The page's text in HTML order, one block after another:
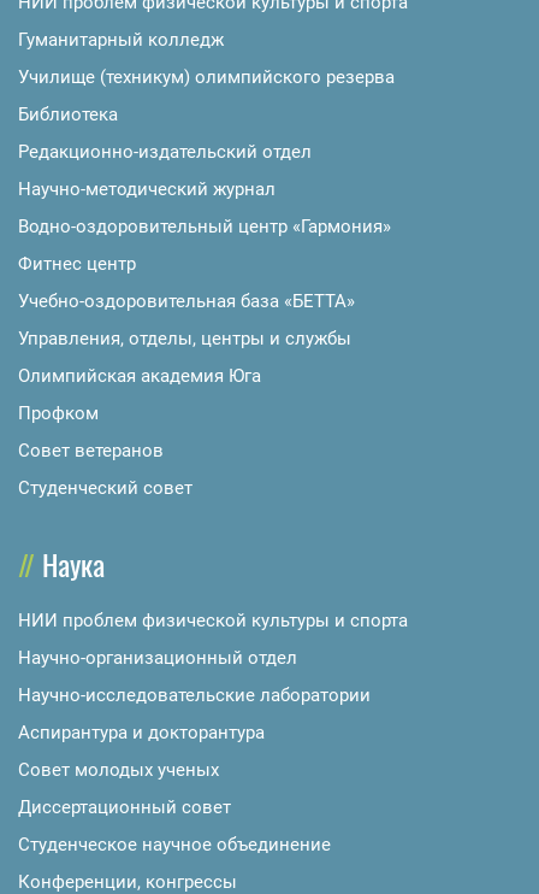
Гуманитарный колледж
Училище (техникум) олимпийского резерва
Библиотека
Редакционно-издательский отдел
Научно-методический журнал
Водно-оздоровительный центр «Гармония»
Фитнес центр
Учебно-оздоровительная база «БЕТТА»
Управления, отделы, центры и службы
Олимпийская академия Юга
Профком
Совет ветеранов
Студенческий совет
Наука
НИИ проблем физической культуры и спорта
Научно-организационный отдел
Научно-исследовательские лаборатории
Аспирантура и докторантура
Совет молодых ученых
Диссертационный совет
Студенческое научное объединение
Конференции, конгрессы